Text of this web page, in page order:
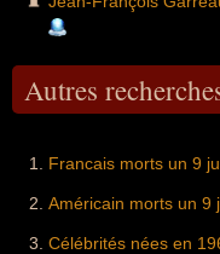
Autres
Francais morts un 9
Américain morts un 9
Célébrités nées en